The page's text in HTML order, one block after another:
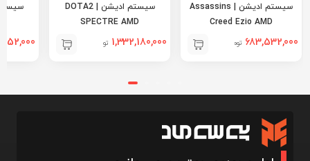
سیستم ادیشن | Assassins
Creed Ezio AMD
683,532,000 تومان
سیستم ادیشن | DOTA2
SPECTRE AMD
1,332,180,000 تومان